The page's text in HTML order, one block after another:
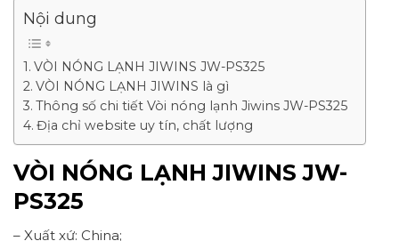
Nội dung
VÒI NÓNG LẠNH JIWINS JW-PS325
VÒI NÓNG LẠNH JIWINS là gì
Thông số chi tiết Vòi nóng lạnh Jiwins JW-PS325
Địa chỉ website uy tín, chất lượng
VÒI NÓNG LẠNH JIWINS JW-
PS325
– Xuất xứ: China;